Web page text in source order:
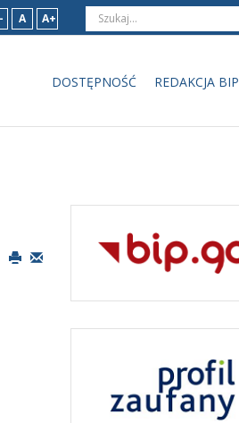
A A+
DOSTĘPNOŚĆ REDAKCJA BIP